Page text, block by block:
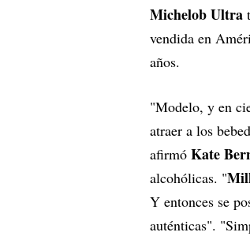
Michelob Ultra
vendida en
años.
"Modelo, y en
atraer a los
afirmó Kate
alcohólicas. "
Y entonces se
auténticas".